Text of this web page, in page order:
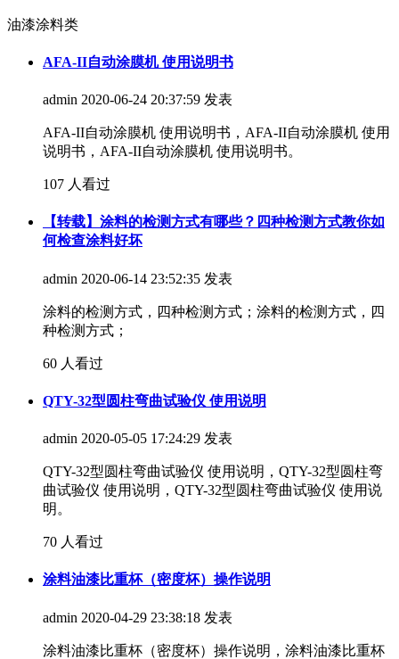
油漆涂料类
AFA-II自动涂膜机 使用说明书
admin 2020-06-24 20:37:59 发表
AFA-II自动涂膜机 使用说明书，AFA-II自动涂膜机 使用
说明书，AFA-II自动涂膜机 使用说明书。
107 人看过
【转载】涂料的检测方式有哪些？四种检测方式教你如
何检查涂料好坏
admin 2020-06-14 23:52:35 发表
涂料的检测方式，四种检测方式；涂料的检测方式，四
种检测方式；
60 人看过
QTY-32型圆柱弯曲试验仪 使用说明
admin 2020-05-05 17:24:29 发表
QTY-32型圆柱弯曲试验仪 使用说明，QTY-32型圆柱弯
曲试验仪 使用说明，QTY-32型圆柱弯曲试验仪 使用说
明。
70 人看过
涂料油漆比重杯（密度杯）操作说明
admin 2020-04-29 23:38:18 发表
涂料油漆比重杯（密度杯）操作说明，涂料油漆比重杯